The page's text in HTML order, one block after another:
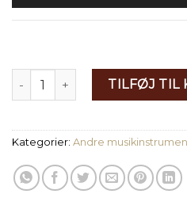
11 Toner Handpan - Deep
TILFØJ TIL
Kategorier: Andre